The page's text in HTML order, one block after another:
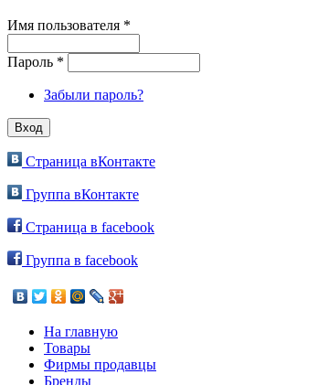
Имя пользователя *
Пароль *
Забыли пароль?
Страница вКонтакте
Группа вКонтакте
Страница в facebook
Группа в facebook
На главную
Товары
Фирмы продавцы
Бренды